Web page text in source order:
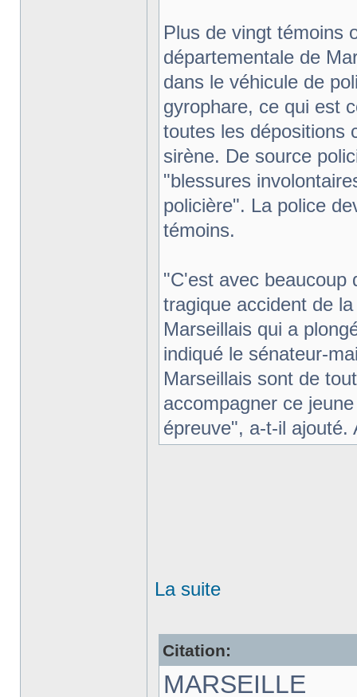
Plus de vingt témoins
départementale de
dans le véhicule de
gyrophare, ce qui est
toutes les dépositions
sirène. De source
"blessures
policière". La police
témoins.
"C'est avec beaucoup
tragique accident de
Marseillais qui a
indiqué le sénateur-
Marseillais sont de
accompagner ce
épreuve", a-t-il ajouté.
La suite
Citation:
MARSEILLE